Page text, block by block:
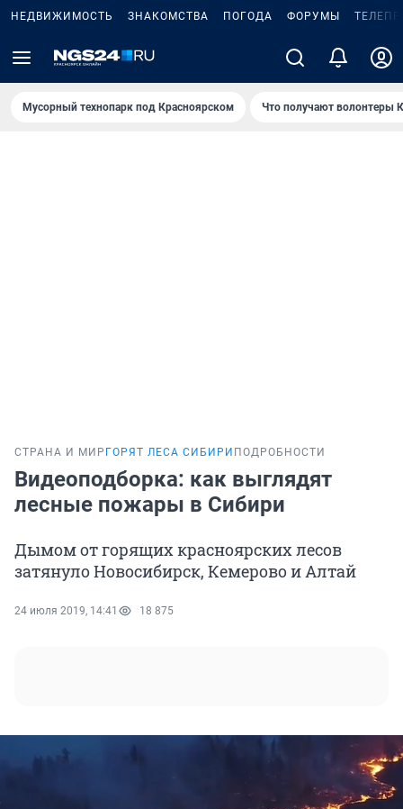
НЕДВИЖИМОСТЬ ЗНАКОМСТВА ПОГОДА ФОРУМЫ
Мусорный технопарк под Крaсноярском Что получают волонтеры
СТРАНА И МИР ГОРЯТ ЛЕСА СИБИРИ ПОДРОБНОСТИ
Видеоподборка: как выглядят
лесные пожары в Сибири
Дымом от горящих красноярских лесов
затянуло Новосибирск, Кемерово и Алтай
24 июля 2019, 14:41 18 875